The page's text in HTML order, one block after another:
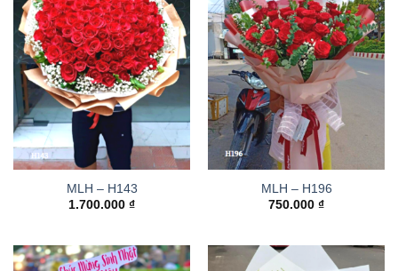
MLH – H143
1.700.000 ₫
MLH – H196
750.000 ₫